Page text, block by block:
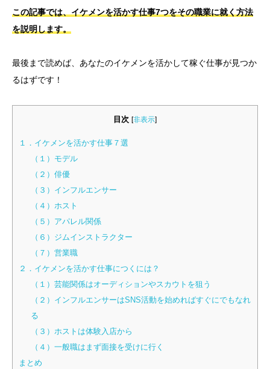
この記事では、イケメンを活かす仕事7つをその職業に就く方法
を説明します。
最後まで読めば、あなたのイケメンを活かして稼ぐ仕事が見つか
るはずです！
目次 [非表示]
１．イケメンを活かす仕事７選
（１）モデル
（２）俳優
（３）インフルエンサー
（４）ホスト
（５）アパレル関係
（６）ジムインストラクター
（７）営業職
２．イケメンを活かす仕事につくには？
（１）芸能関係はオーディションやスカウトを狙う
（２）インフルエンサーはSNS活動を始めればすぐにでもなれ
る
（３）ホストは体験入店から
（４）一般職はまず面接を受けに行く
まとめ